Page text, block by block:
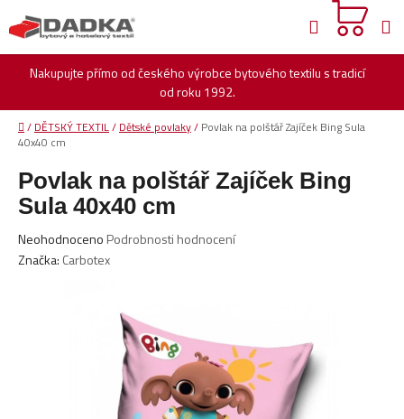
na
obsah
Nakupujte přímo od českého výrobce bytového textilu s tradicí
od roku 1992.
Hledat
Domů
/ DĚTSKÝ TEXTIL/ Dětské povlaky/ Povlak na polštář Zajíček Bing Sula
40x40 cm
Povlak na polštář Zajíček Bing
Sula 40x40 cm
Průměrné
hodnocení
Neohodnoceno Podrobnosti hodnocení
Značka: Carbotex